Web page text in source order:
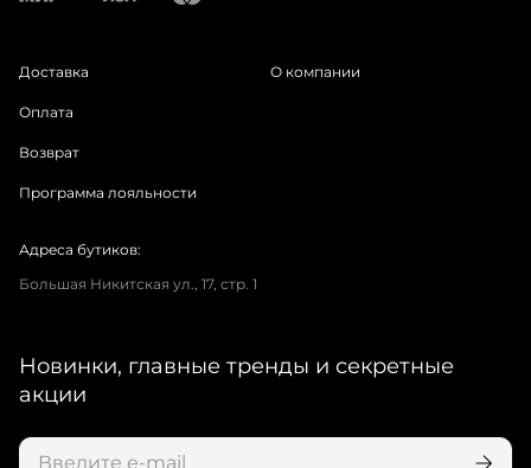
Доставка
Оплата
Возврат
Программа лояльности
О компании
Адреса бутиков:
Большая Никитская ул., 17, стр. 1
Новинки, главные тренды и секретные
акции